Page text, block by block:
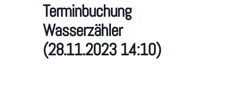
Terminbuchung
Wasserzähler
(28.11.2023 14:10)